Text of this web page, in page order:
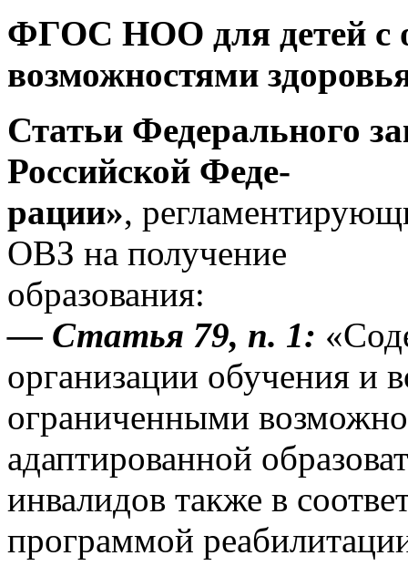
ФГОС НОО для детей с
возможностями
Статьи Федерального
Российской Феде-
рации»,
ОВЗ на получение
образования:
— Статья 79, п. 1:
организации обучения и
ограниченными
адаптированной
инвалидов также в
программой